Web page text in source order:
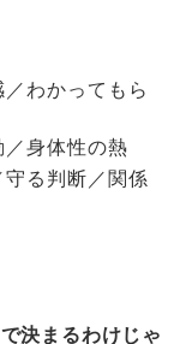
／わかってもら
／身体性の熱
守る判断／関係
決まるわけじゃ